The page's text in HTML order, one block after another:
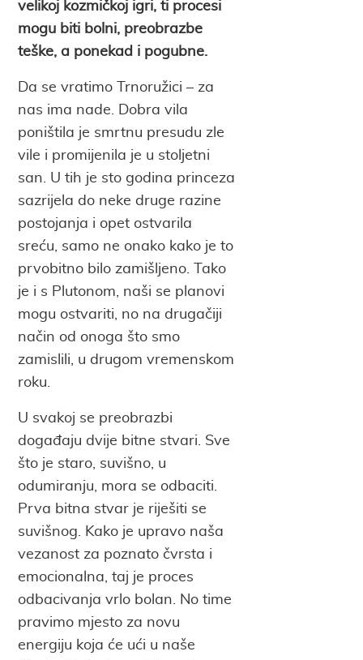
velikoj kozmičkoj igri, ti procesi
mogu biti bolni, preobrazbe
teške, a ponekad i pogubne.
Da se vratimo Trnoružici – za
nas ima nade. Dobra vila
poništila je smrtnu presudu zle
vile i promijenila je u stoljetni
san. U tih je sto godina princeza
sazrijela do neke druge razine
postojanja i opet ostvarila
sreću, samo ne onako kako je to
prvobitno bilo zamišljeno. Tako
je i s Plutonom, naši se planovi
mogu ostvariti, no na drugačiji
način od onoga što smo
zamislili, u drugom vremenskom
roku.
U svakoj se preobrazbi
događaju dvije bitne stvari. Sve
što je staro, suvišno, u
odumiranju, mora se odbaciti.
Prva bitna stvar je riješiti se
suvišnog. Kako je upravo naša
vezanost za poznato čvrsta i
emocionalna, taj je proces
odbacivanja vrlo bolan. No time
pravimo mjesto za novu
energiju koja će ući u naše